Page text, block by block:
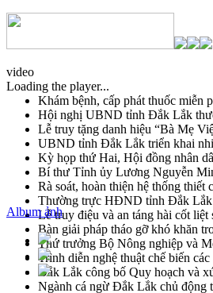
video
Loading the player...
Khám bệnh, cấp phát thuốc miễn
Hội nghị UBND tỉnh Đắk Lắk
Lễ truy tặng danh hiệu “Bà Mẹ
UBND tỉnh Đắk Lắk triển khai
Kỳ họp thứ Hai, Hội đồng nhân
Bí thư Tỉnh ủy Lương Nguyễn
Rà soát, hoàn thiện hệ thống thiết
Thường trực HĐND tỉnh Đắk Lắk
Lễ truy điệu và an táng hài cốt
Bàn giải pháp tháo gỡ khó khăn
Thứ trưởng Bộ Nông nghiệp và
Trình diễn nghệ thuật chế biến
Đắk Lắk công bố Quy hoạch và
Ngành cá ngừ Đắk Lắk chủ động
Album ảnh